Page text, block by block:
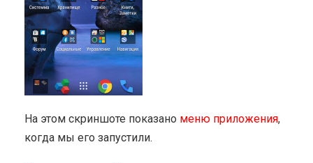
На этом скриншоте показано меню приложения,
когда мы его запустили.